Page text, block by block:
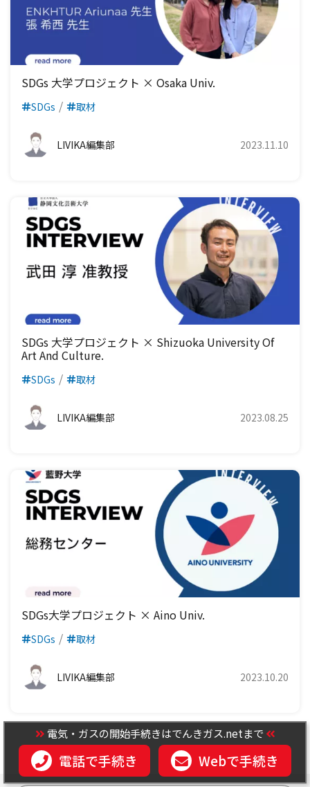
SDGs 大学プロジェクト × Osaka Univ.
SDGs 取材
LIVIKA編集部 2023.11.10
SDGs 大学プロジェクト × Shizuoka University Of
Art And Culture.
SDGs 取材
LIVIKA編集部 2023.08.25
SDGs大学プロジェクト × Aino Univ.
SDGs 取材
LIVIKA編集部 2023.10.20
電気・ガスの開始手続きはでんきガス.netまで
電話で手続き Webで手続き